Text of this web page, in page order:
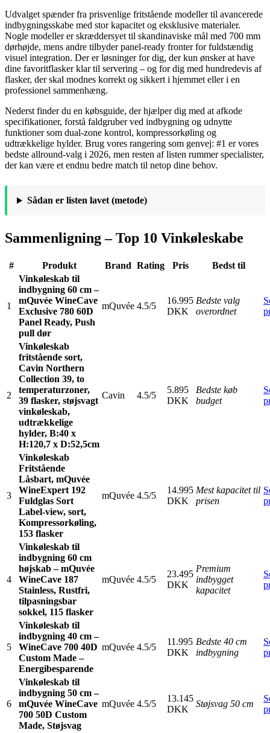
Udvalget spænder fra prisvenlige fritstående modeller til avancerede
indbygningsskabe med stor kapacitet og eksklusive materialer.
Nogle modeller er skræddersyet til skandinaviske mål med 700 mm
dørhøjde, mens andre tilbyder panel-ready fronter for fuldstændig
visuel integration. Der er løsninger for dig, der kun ønsker at have
dine favoritflasker klar til servering – og for dig med hundredevis af
flasker, der skal modnes korrekt og sikkert i hjemmet eller i en
professionel sammenhæng.
Nederst finder du en købsguide, der hjælper dig med at afkode
specifikationer, forstå faldgruber ved indbygning og udnytte
funktioner som dual-zone kontrol, kompressorkøling og
udtrækkelige hylder. Brug vores rangering som genvej: #1 er vores
bedste allround-valg i 2026, men resten af listen rummer specialister,
der kan være et endnu bedre match til netop dine behov.
Sådan er listen lavet (metode)
Sammenligning – Top 10 Vinkøleskabe
# Produkt Brand Rating Pris Bedst til
1
Vinkøleskab til
indbygning 60 cm –
mQuvée WineCave
Exclusive 780 60D
Panel Ready, Push
pull dør
mQuvée 4.5/5
16.995
DKK
Bedste valg
overordnet
2
Vinkøleskab
fritstående sort,
Cavin Northern
Collection 39, to
temperaturzoner,
39 flasker, støjsvagt
vinkøleskab,
udtrækkelige
hylder, B:40 x
H:120,7 x D:52,5cm
Cavin 4.5/5
5.895
DKK
Bedste køb
budget
3
Vinkøleskab
Fritstående
Låsbart, mQuvée
WineExpert 192
Fuldglas Sort
Label-view, sort,
Kompressorkøling,
153 flasker
mQuvée 4.5/5
14.995
DKK
Mest kapacitet til
prisen
4
Vinkøleskab til
indbygning 60 cm
højskab – mQuvée
WineCave 187
Stainless, Rustfri,
tilpasningsbar
sokkel, 115 flasker
mQuvée 4.5/5
23.495
DKK
Premium
indbygget
kapacitet
5
Vinkøleskab til
indbygning 40 cm –
WineCave 700 40D
Custom Made –
Energibesparende
mQuvée 4.5/5
11.995
DKK
Bedste 40 cm
indbygning
6
Vinkøleskab til
indbygning 50 cm –
mQuvée WineCave
700 50D Custom
Made, Støjsvag
mQuvée 4.5/5
13.145
DKK
Støjsvag 50 cm